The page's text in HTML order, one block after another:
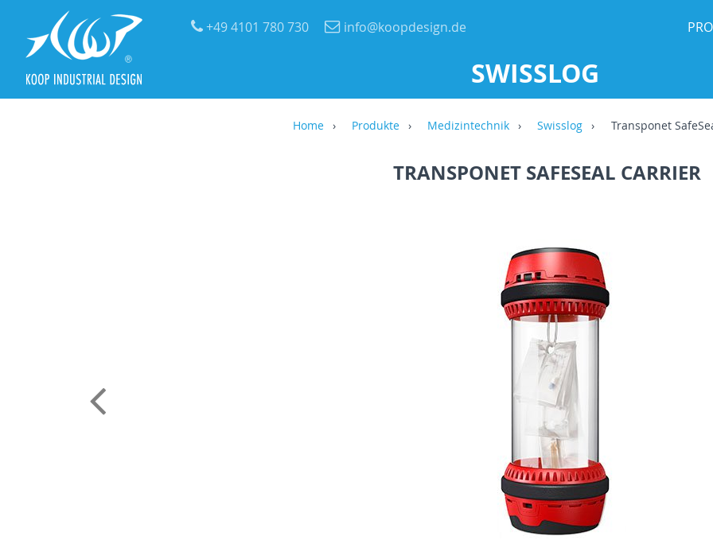
+49 4101 780 730
info@koopdesign.de
SWISSLOG
Home Produkte Medizintechnik Swisslog Transponet
TRANSPONET SAFESEAL CARRIER